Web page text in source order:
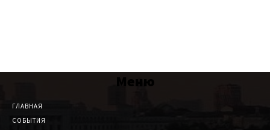
Меню
ГЛАВНАЯ
СОБЫТИЯ